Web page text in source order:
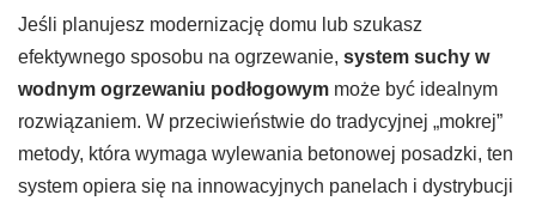
Jeśli planujesz modernizację domu lub szukasz
efektywnego sposobu na ogrzewanie, system suchy w
wodnym ogrzewaniu podłogowym może być idealnym
rozwiązaniem. W przeciwieństwie do tradycyjnej „mokrej”
metody, która wymaga wylewania betonowej posadzki, ten
system opiera się na innowacyjnych panelach i dystrybucji